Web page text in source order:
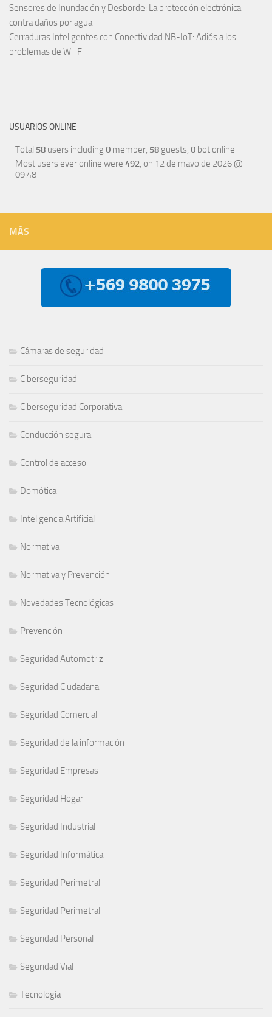
Sensores de Inundación y Desborde: La protección electrónica
contra daños por agua
Cerraduras Inteligentes con Conectividad NB-IoT: Adiós a los
problemas de Wi-Fi
USUARIOS ONLINE
Total 58 users including0 member, 58 guests, 0 bot online
Most users ever online were 492, on 12 de mayo de 2026 @
09:48
MÁS
Cámaras de seguridad
Ciberseguridad
Ciberseguridad Corporativa
Conducción segura
Control de acceso
Domótica
Inteligencia Artificial
Normativa
Normativa y Prevención
Novedades Tecnológicas
Prevención
Seguridad Automotriz
Seguridad Ciudadana
Seguridad Comercial
Seguridad de la información
Seguridad Empresas
Seguridad Hogar
Seguridad Industrial
Seguridad Informática
Seguridad Perimetral
Seguridad Perimetral
Seguridad Personal
Seguridad Vial
Tecnología